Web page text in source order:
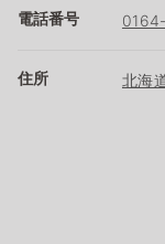
電話番号
住所 北海